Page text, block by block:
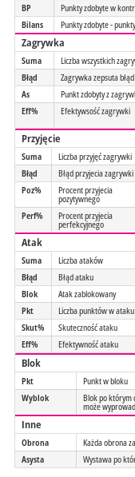
BP
Punkty zdobyte w
Bilans
Punkty zdobyte -
Zagrywka
Suma Liczba wszystkich
Błąd
Zagrywka zepsuta błąd
As
Punkt zdobyty z
Eff%
Efektywsość zagrywki
Przyjęcie
Suma Liczba przyjęć zagrywki
Błąd
Błąd przyjecia zagrywki
Poz%
Procent przyjecia
pozytywnego
Perf%
Procent przyjecia
perfekcyjnego
Atak
Suma Liczba ataków
Błąd
Błąd ataku
Blok
Atak zablokowany
Pkt
Liczba punktów w ataku
Skut%
Skuteczność ataku
Eff%
Efektywność ataku
Blok
Pkt Punkt w bloku
Wyblok
Blok po którym
może
Inne
Obrona
Każda obrona
Asysta
Wystawa po